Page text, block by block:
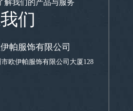
解我们的产品与服务
们
帕服饰有限公司
欧伊帕服饰有限公司大厦128